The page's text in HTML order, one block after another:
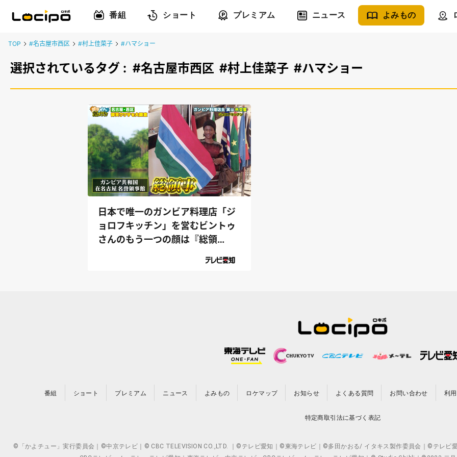
番組 ショート プレミアム ニュース よみもの
TOP #名古屋市西区 #村上佳菜子 #ハマショー
選択されているタグ : #名古屋市西区 #村上佳菜子 #ハマショー
日本で唯一のガンビア料理店「ジ
ョロフキッチン」を営むビントゥ
さんのもう一つの顔は『総領
番組 ショート プレミアム ニュース よみもの ロケマップ お知らせ よくある質問 お問い合わせ 利
特定商取引法に基づく表記
©「かよチュー」実行委員会｜©中京テレビ｜© CBC TELEVISION CO.,LTD. ｜©テレビ愛知｜©東海テレビ｜©多田かおる/ イタキス製作委員会｜©テレビ